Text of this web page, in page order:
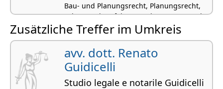
Bau- und Planungsrecht, Planungsrecht,
SchKG und Verfahrensrecht, Vertragsrecht,
Zivilrecht
Zusätzliche Treffer im Umkreis
avv. dott. Renato
Guidicelli
Studio legale e notarile Guidicelli